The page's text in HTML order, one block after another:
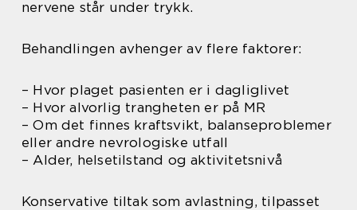
nervene står under trykk.
Behandlingen avhenger av flere faktorer:
– Hvor plaget pasienten er i dagliglivet
– Hvor alvorlig trangheten er på MR
– Om det finnes kraftsvikt, balanseproblemer
eller andre nevrologiske utfall
– Alder, helsetilstand og aktivitetsnivå
Konservative tiltak som avlastning, tilpasset